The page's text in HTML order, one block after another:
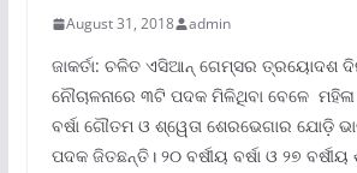
August 31, 2018 admin
ଜାକର୍ତା: ଚଳିତ ଏସିଆନ୍‌ ଗେମ୍ସର ତ୍ରୟୋଦଶ
ନୌଚାଳନାରେ ୩ଟି ପଦକ ମିଳିଥିବା ବେଳେ ମହିଳା
ବର୍ଷା ଗୌତମ ଓ ଶ୍ୱେତା ଶେରଭେଗାର ଯୋଡ଼ି
ପଦକ ଜିତଛନ୍ତି। ୨୦ ବର୍ଷୀୟ ବର୍ଷା ଓ ୨୭